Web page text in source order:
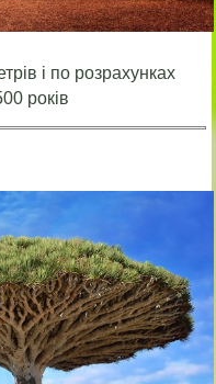
і по розрахунках
років